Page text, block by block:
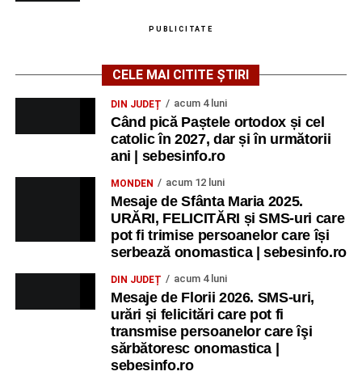
PUBLICITATE
CELE MAI CITITE ȘTIRI
DIN JUDEȚ acum 4 luni
Când pică Paștele ortodox și cel
catolic în 2027, dar și în următorii
ani | sebesinfo.ro
MONDEN acum 12 luni
Mesaje de Sfânta Maria 2025.
URĂRI, FELICITĂRI și SMS-uri care
pot fi trimise persoanelor care își
serbează onomastica | sebesinfo.ro
DIN JUDEȚ acum 4 luni
Mesaje de Florii 2026. SMS-uri,
urări și felicitări care pot fi
transmise persoanelor care îşi
sărbătoresc onomastica |
sebesinfo.ro